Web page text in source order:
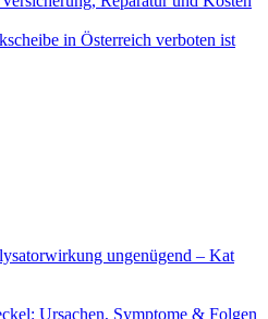
in Österreich verboten ist
ungenügend – Kat
Ursachen, Symptome & Folgen